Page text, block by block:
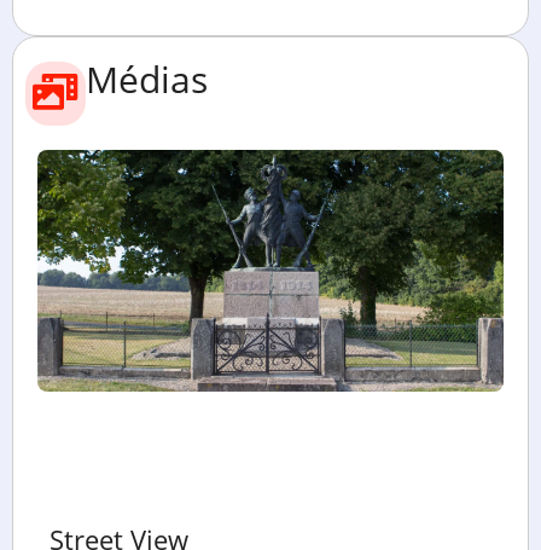
Médias
Street View